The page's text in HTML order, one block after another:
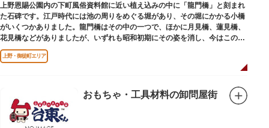
上野恩賜公園内の下町風俗資料館に近い植え込みの中に「龍門橋」と刻まれ
た石碑です。江戸時代には池の周りをめぐる堀があり、その堀にかかる小橋
がいくつかありました。龍門橋はその中の一つで、ほかに月見橋、蓮見橋、
花見橋などがありましたが、いずれも昭和初期にその姿を消し、今はこの石
碑にその名残がわずかに残るだけです。
上野・御徒町エリア
おもちゃ・工具材料の卸問屋街